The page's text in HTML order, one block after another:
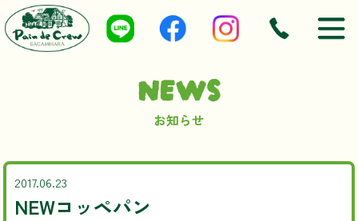
NEWS
お知らせ
2017.06.23
NEWコッペパン